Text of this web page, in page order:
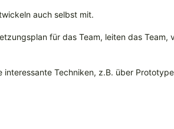
auch selbst mit.
für das Team, leiten das Team,
interessante Techniken, z.B. über